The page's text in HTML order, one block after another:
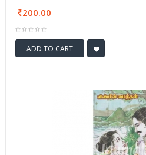
200.00
ADD TO CART